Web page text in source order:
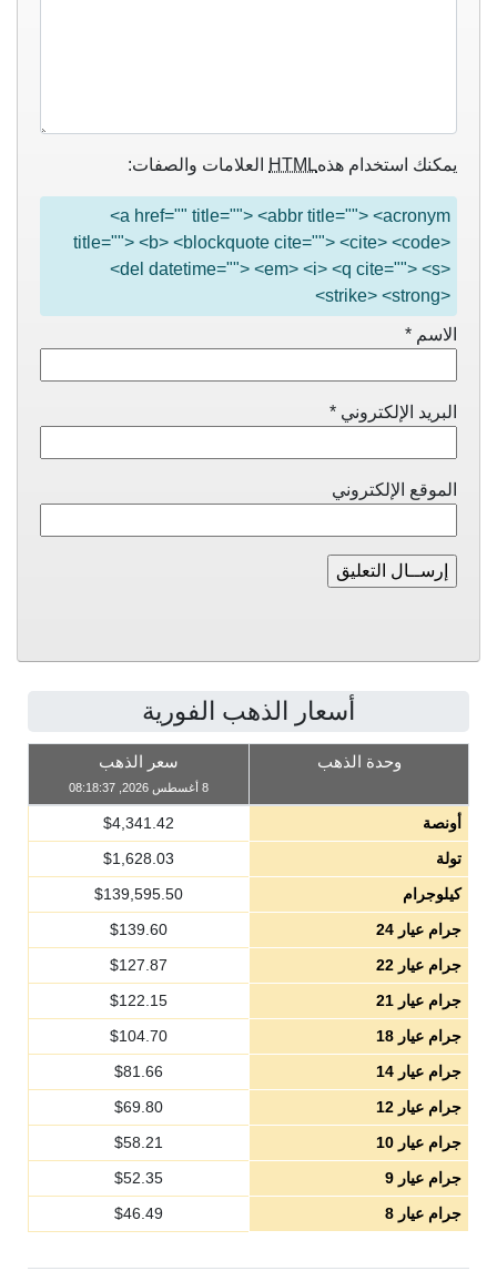
يمكنك استخدام هذهHTML العلامات والصفات:
<a href="" title=""> <abbr title=""> <acronym
title=""> <b> <blockquote cite=""> <cite> <code>
<del datetime=""> <em> <i> <q cite=""> <s>
<strike> <strong>
الاسم *
البريد الإلكتروني *
الموقع الإلكتروني
أسعار الذهب الفورية
وحدة الذهب سعر الذهب
8 أغسطس 2026, 08:18:37
أونصة $4,341.42
تولة
$1,628.03
كيلوجرام
$139,595.50
جرام عيار 24
$139.60
جرام عيار 22
$127.87
جرام عيار 21
$122.15
جرام عيار 18
$104.70
جرام عيار 14
$81.66
جرام عيار 12
$69.80
جرام عيار 10
$58.21
جرام عيار 9
$52.35
جرام عيار 8
$46.49